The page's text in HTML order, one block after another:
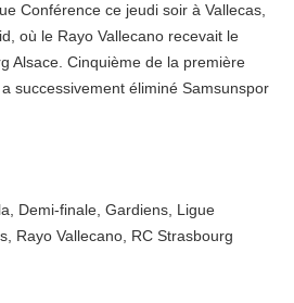
Conférence ce jeudi soir à Vallecas,
où le Rayo Vallecano recevait le
Alsace. Cinquième de la première
successivement éliminé Samsunspor
Demi-finale Gardiens Ligue
Rayo Vallecano RC Strasbourg